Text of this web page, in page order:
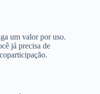
um valor por uso.
já precisa de